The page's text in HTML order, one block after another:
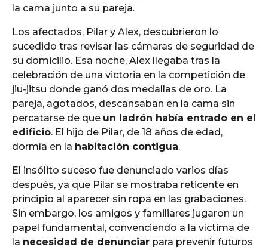
la cama junto a su pareja.
Los afectados, Pilar y Alex, descubrieron lo
sucedido tras revisar las cámaras de seguridad de
su domicilio. Esa noche, Alex llegaba tras la
celebración de una victoria en la competición de
jiu-jitsu donde ganó dos medallas de oro. La
pareja, agotados, descansaban en la cama sin
percatarse de que un ladrón había entrado en el
edificio. El hijo de Pilar, de 18 años de edad,
dormía en la habitación contigua.
El insólito suceso fue denunciado varios días
después, ya que Pilar se mostraba reticente en
principio al aparecer sin ropa en las grabaciones.
Sin embargo, los amigos y familiares jugaron un
papel fundamental, convenciendo a la víctima de
la necesidad de denunciar para prevenir futuros